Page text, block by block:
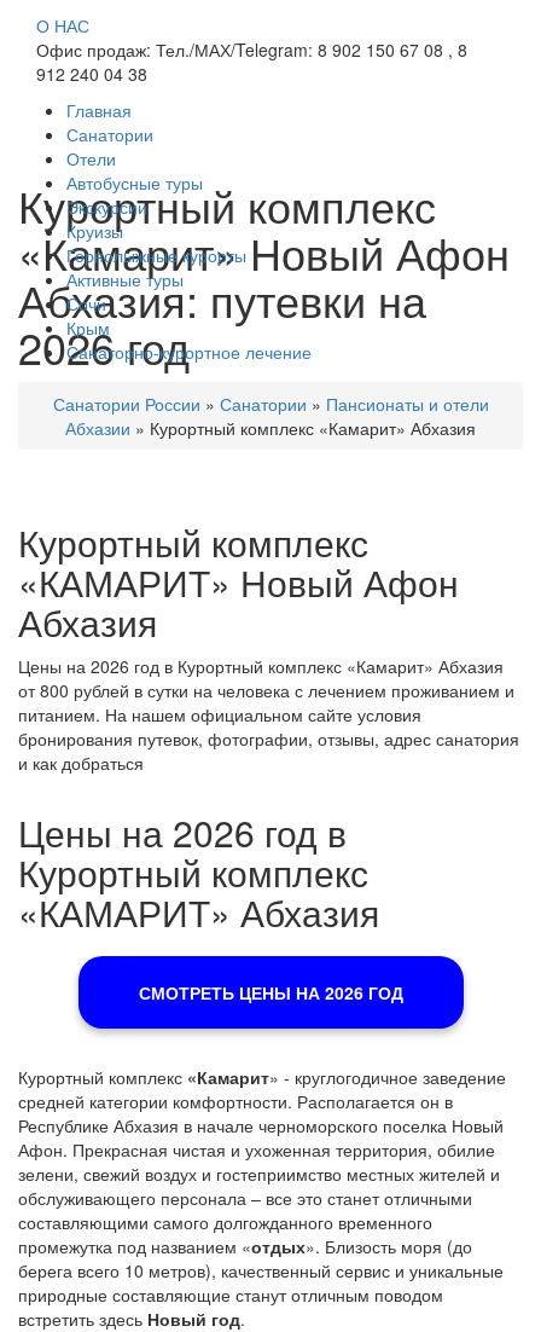
О НАС
Офис продаж: Тел./МАХ/Telegram: 8 902 150 67 08 , 8
912 240 04 38
Главная
Санатории
Отели
Автобусные туры
Экскурсии
Круизы
Горнолыжные курорты
Активные туры
Сочи
Крым
Санаторно-курортное лечение
Курортный комплекс
«Камарит» Новый Афон
Абхазия: путевки на
2026 год
Санатории России » Санатории » Пансионаты и отели
Абхазии » Курортный комплекс «Камарит» Абхазия
Курортный комплекс
«КАМАРИТ» Новый Афон
Абхазия
Цены на 2026 год в Курортный комплекс «Камарит» Абхазия
от 800 рублей в сутки на человека с лечением проживанием и
питанием. На нашем официальном сайте условия
бронирования путевок, фотографии, отзывы, адрес санатория
и как добраться
Цены на 2026 год в
Курортный комплекс
«КАМАРИТ» Абхазия
СМОТРЕТЬ ЦЕНЫ НА 2026 ГОД
Курортный комплекс «Камарит» - круглогодичное заведение
средней категории комфортности. Располагается он в
Республике Абхазия в начале черноморского поселка Новый
Афон. Прекрасная чистая и ухоженная территория, обилие
зелени, свежий воздух и гостеприимство местных жителей и
обслуживающего персонала – все это станет отличными
составляющими самого долгожданного временного
промежутка под названием «отдых». Близость моря (до
берега всего 10 метров), качественный сервис и уникальные
природные составляющие станут отличным поводом
встретить здесь Новый год.